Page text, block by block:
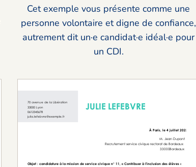
Cet exemple vous présente comme une
personne volontaire et digne de confiance,
autrement dit un·e candidat·e idéal·e pour
un CDI.